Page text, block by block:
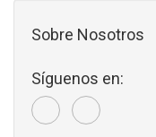
Sobre Nosotros
Síguenos en: